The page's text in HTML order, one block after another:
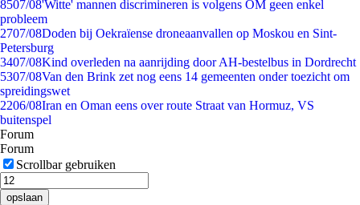
8507/08'Witte' mannen discrimineren is volgens OM geen enkel
probleem
2707/08Doden bij Oekraïense droneaanvallen op Moskou en Sint-
Petersburg
3407/08Kind overleden na aanrijding door AH-bestelbus in Dordrecht
5307/08Van den Brink zet nog eens 14 gemeenten onder toezicht om
spreidingswet
2206/08Iran en Oman eens over route Straat van Hormuz, VS
buitenspel
Forum
Forum
Scrollbar gebruiken
opslaan